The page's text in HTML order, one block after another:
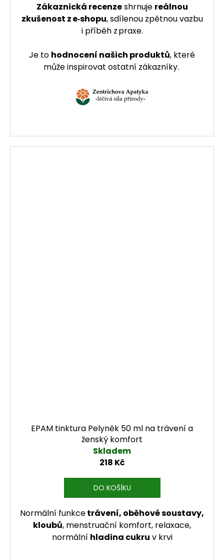
Zákaznická recenzeshrnuje reálnou
zkušenost z e‑shopu, sdílenou zpětnou vazbu
i příběh z praxe.
Je to hodnocení našich produktů, které
může inspirovat ostatní zákazníky.
EPAM tinktura Pelyněk 50 ml na trávení a
ženský komfort
Skladem
218 Kč
DO KOŠÍKU
Normální funkcetrávení, oběhové soustavy,
kloubů, menstruační komfort, relaxace,
normální hladina cukru v krvi